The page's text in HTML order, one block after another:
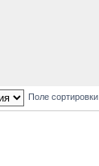
Поле сортировки